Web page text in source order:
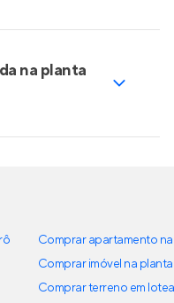
na planta
Comprar apartamento
Comprar imóvel na planta
Comprar terreno em